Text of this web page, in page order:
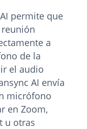
permite que
a
de la
el audio
AI envía
micrófono
en Zoom,
u otras